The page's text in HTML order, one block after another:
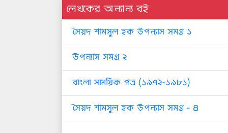
লেখকের অন্যান্য বই
সৈয়দ শামসুল হক উপন্যাস সমগ্র ১
উপন্যাস সমগ্র ২
বাংলা সাময়িক পত্র (১৯৭২-১৯৮১)
সৈয়দ শামসুল হক উপন্যাস সমগ্র - ৪